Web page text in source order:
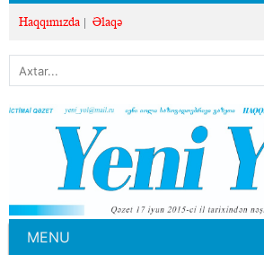
Haqqımızda Əlaqə
MENU